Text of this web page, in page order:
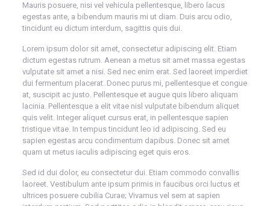
Mauris posuere, nisi vel vehicula pellentesque, libero lacus
egestas ante, a bibendum mauris mi ut diam. Duis arcu odio,
tincidunt eu dictum interdum, sagittis quis dui.
Lorem ipsum dolor sit amet, consectetur adipiscing elit. Etiam
dictum egestas rutrum. Aenean a metus sit amet massa egestas
vulputate sit amet a nisi. Sed nec enim erat. Sed laoreet imperdiet
dui fermentum placerat. Donec purus mi, pellentesque et congue
at, suscipit ac justo. Pellentesque et augue quis libero aliquam
lacinia. Pellentesque a elit vitae nisl vulputate bibendum aliquet
quis velit. Integer aliquet cursus erat, in pellentesque sapien
tristique vitae. In tempus tincidunt leo id adipiscing. Sed eu
sapien egestas arcu condimentum dapibus. Donec sit amet
quam ut metus iaculis adipiscing eget quis eros.
Sed id dui dolor, eu consectetur dui. Etiam commodo convallis
laoreet. Vestibulum ante ipsum primis in faucibus orci luctus et
ultrices posuere cubilia Curae; Vivamus vel sem at sapien